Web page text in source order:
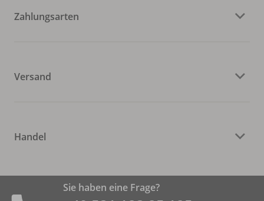
Zahlungsarten
Versand
Handel
Sie haben eine Frage?